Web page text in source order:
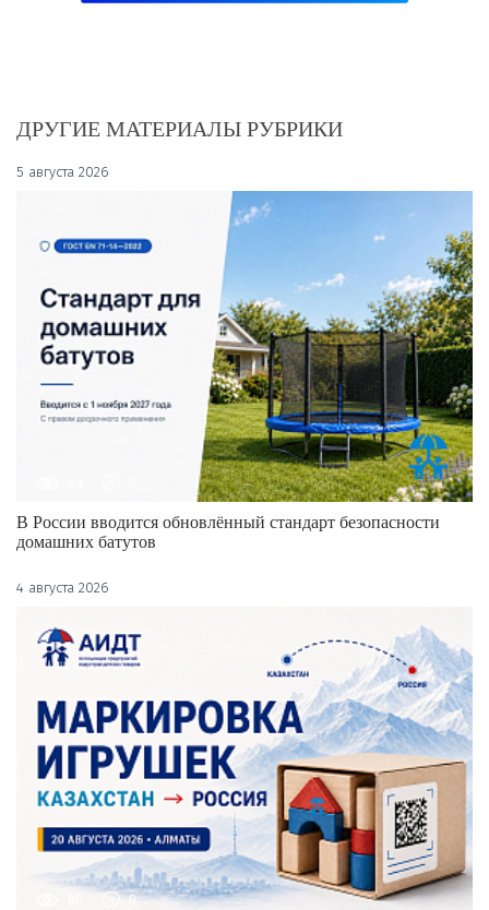
ДРУГИЕ МАТЕРИАЛЫ РУБРИКИ
5 августа 2026
В России вводится обновлённый стандарт безопасности
домашних батутов
4 августа 2026
0